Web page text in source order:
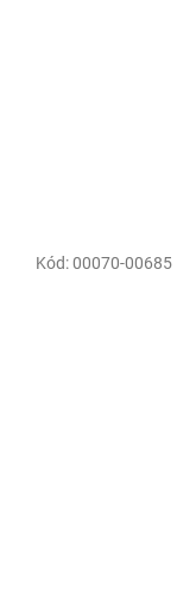
Kód:00070-00685